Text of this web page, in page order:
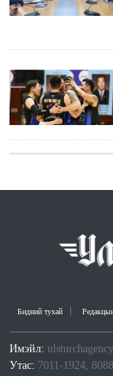
Бидний тухай
Имэйл:
Утас: 7011-1924,